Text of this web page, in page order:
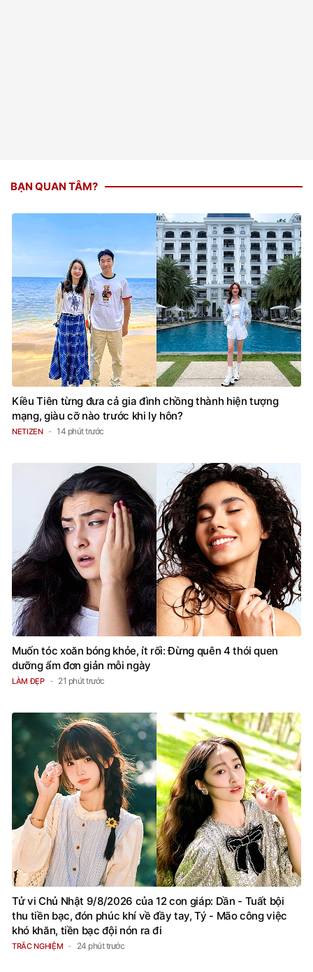
BẠN QUAN TÂM?
Kiều Tiên từng đưa cả gia đình chồng thành hiện tượng
mạng, giàu cỡ nào trước khi ly hôn?
NETIZEN 14 phút trước
Muốn tóc xoăn bóng khỏe, ít rối: Đừng quên 4 thói quen
dưỡng ẩm đơn giản mỗi ngày
LÀM ĐẸP 21 phút trước
Tử vi Chủ Nhật 9/8/2026 của 12 con giáp: Dần - Tuất bội
thu tiền bạc, đón phúc khí về đầy tay, Tý - Mão công việc
khó khăn, tiền bạc đội nón ra đi
TRẮC NGHIỆM 24 phút trước